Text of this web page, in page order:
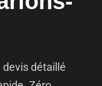
détaillé